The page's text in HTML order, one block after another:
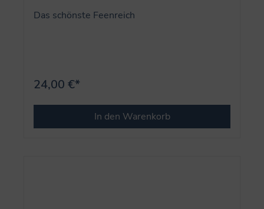
Das schönste Feenreich
24,00 €*
In den Warenkorb